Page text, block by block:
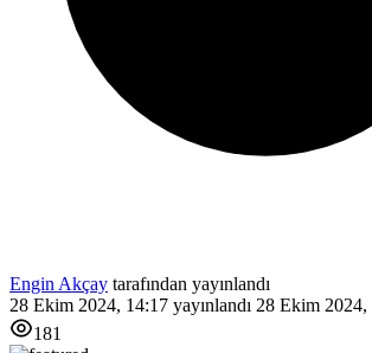
Engin Akçay tarafından yayınlandı
28 Ekim 2024, 14:17 yayınlandı 28 Ekim 2024,
181